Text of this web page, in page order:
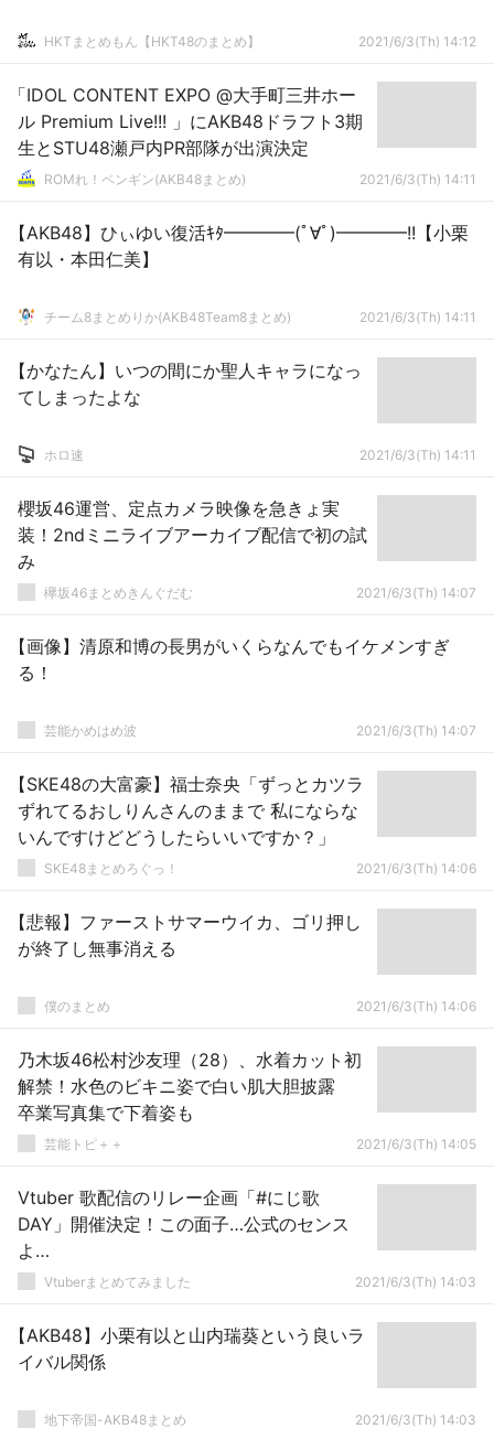
HKTまとめもん【HKT48のまとめ】 2021/6/3(Th) 14:12
「IDOL CONTENT EXPO @大手町三井ホー
ル Premium Live!!! 」にAKB48ドラフト3期
生とSTU48瀬戸内PR部隊が出演決定
ROMれ！ペンギン(AKB48まとめ) 2021/6/3(Th) 14:11
【AKB48】ひぃゆい復活ｷﾀ━━━━(ﾟ∀ﾟ)━━━━!!【小栗
有以・本田仁美】
チーム8まとめりか(AKB48Team8まとめ) 2021/6/3(Th) 14:11
【かなたん】いつの間にか聖人キャラになっ
てしまったよな
ホロ速 2021/6/3(Th) 14:11
櫻坂46運営、定点カメラ映像を急きょ実
装！2ndミニライブアーカイブ配信で初の試
み
欅坂46まとめきんぐだむ 2021/6/3(Th) 14:07
【画像】清原和博の長男がいくらなんでもイケメンすぎ
る！
芸能かめはめ波 2021/6/3(Th) 14:07
【SKE48の大富豪】福士奈央「ずっとカツラ
ずれてるおしりんさんのままで 私にならな
いんですけどどうしたらいいですか？」
SKE48まとめろぐっ！ 2021/6/3(Th) 14:06
【悲報】ファーストサマーウイカ、ゴリ押し
が終了し無事消える
僕のまとめ 2021/6/3(Th) 14:06
乃木坂46松村沙友理（28）、水着カット初
解禁！水色のビキニ姿で白い肌大胆披露
卒業写真集で下着姿も
芸能トピ＋＋ 2021/6/3(Th) 14:05
Vtuber 歌配信のリレー企画「#にじ歌
DAY」開催決定！この面子…公式のセンス
よ…
Vtuberまとめてみました 2021/6/3(Th) 14:03
【AKB48】小栗有以と山内瑞葵という良いラ
イバル関係
地下帝国-AKB48まとめ 2021/6/3(Th) 14:03